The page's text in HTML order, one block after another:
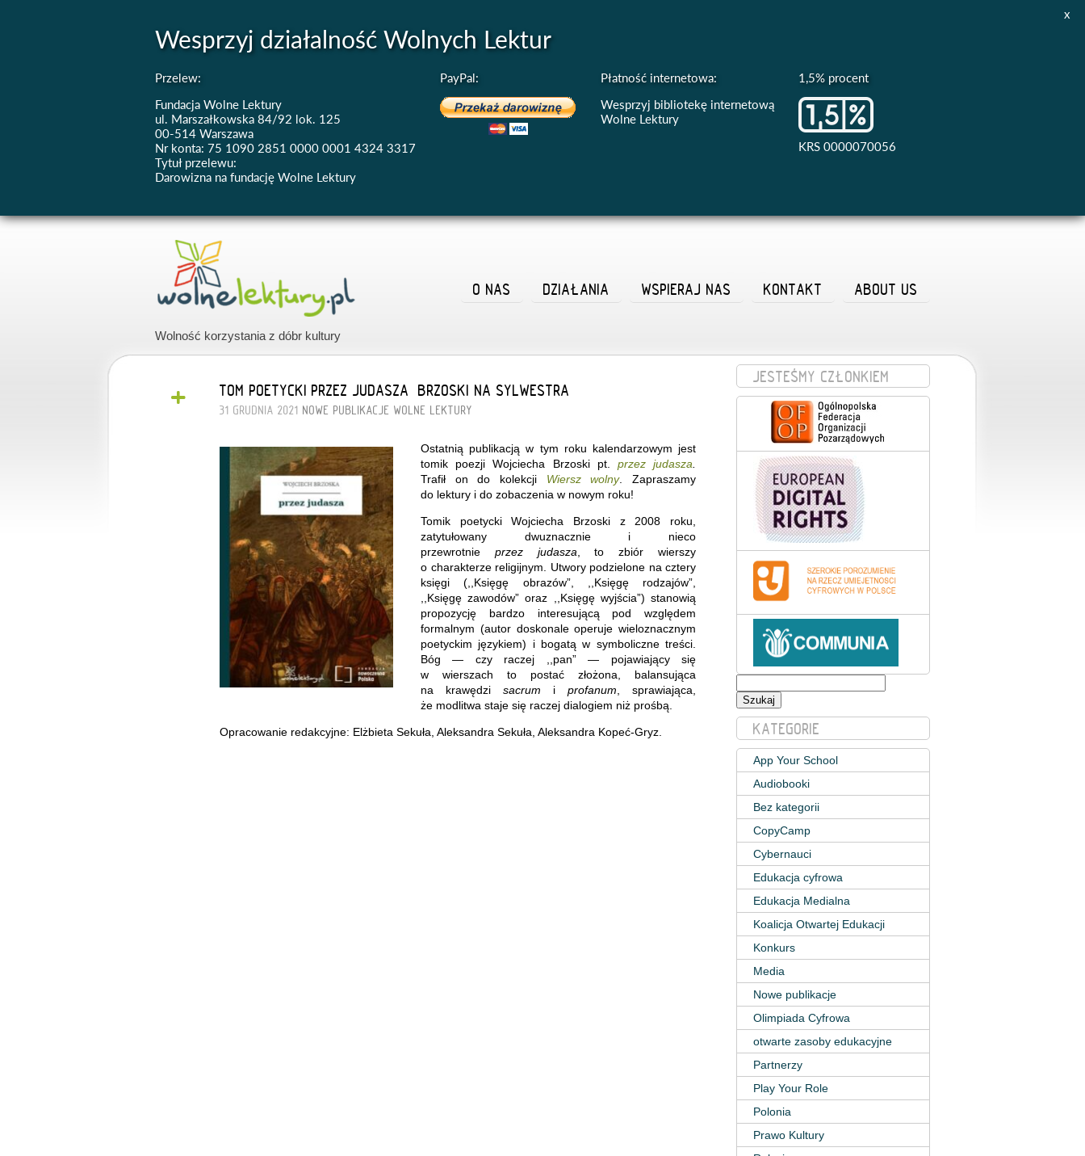
Wesprzyj działalność Wolnych Lektur
Przelew:
Fundacja Wolne Lektury
ul. Marszałkowska 84/92 lok. 125
00-514 Warszawa
Nr konta: 75 1090 2851 0000 0001 4324 3317
Tytuł przelewu:
Darowizna na fundację Wolne Lektury
PayPal:
Płatność internetowa:
Wesprzyj bibliotekę internetową
Wolne Lektury
1,5% procent
KRS 0000070056
x
Wolność korzystania z dóbr kultury
ABOUT US
KONTAKT
WSPIERAJ NAS
DZIAŁANIA
O NAS
+ TOM POETYCKI”PRZEZ JUDASZA” BRZOSKI NA SYLWESTRA
31 GRUDNIA 2021 NOWE PUBLIKACJE WOLNE LEKTURY
Ostatnią publikacją w tym roku kalendarzowym jest
tomik poezji Wojciecha Brzoski pt. przez judasza
Trafił on do kolekcji Wiersz wolny. Zapraszamy
do lektury i do zobaczenia w nowym roku!
Tomik poetycki Wojciecha Brzoski z 2008 roku,
zatytułowany dwuznacznie i nieco
przewrotnie przez judasza , to zbiór wierszy
o charakterze religijnym. Utwory podzielone na cztery
księgi (,,Księgę obrazów”, ,,Księgę rodzajów”,
,,Księgę zawodów” oraz ,,Księgę wyjścia”) stanowią
propozycję bardzo interesującą pod względem
formalnym (autor doskonale operuje wieloznacznym
poetyckim językiem) i bogatą w symboliczne treści.
Bóg — czy raczej ,,pan” — pojawiający się
w wierszach to postać złożona, balansująca
na krawędzi sacrum i profanum , sprawiająca,
że modlitwa staje się raczej dialogiem niż prośbą.
Opracowanie redakcyjne: Elżbieta Sekuła, Aleksandra Sekuła, Aleksandra Kopeć-Gryz.
JESTEŚMY CZŁONKIEM
KATEGORIE
App Your School
Audiobooki
Bez kategorii
CopyCamp
Cybernauci
Edukacja cyfrowa
Edukacja Medialna
Koalicja Otwartej Edukacji
Konkurs
Media
Nowe publikacje
Olimpiada Cyfrowa
otwarte zasoby edukacyjne
Partnerzy
Play Your Role
Polonia
Prawo Kultury